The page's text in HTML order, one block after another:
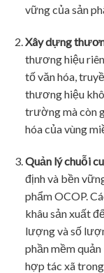
vững của sản
Xây dựng
thương hiệu
tố văn hóa,
thương hiệu
trường mà còn
hóa của vùng
Quản lý chuỗi
định và bền
phẩm OCOP.
khâu sản xuất
lượng và số
phần mềm
hợp tác xã